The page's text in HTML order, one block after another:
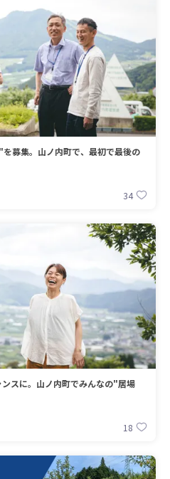
募集。山ノ内町で、最初で最後の
34
スに。山ノ内町でみんなの"居場
18